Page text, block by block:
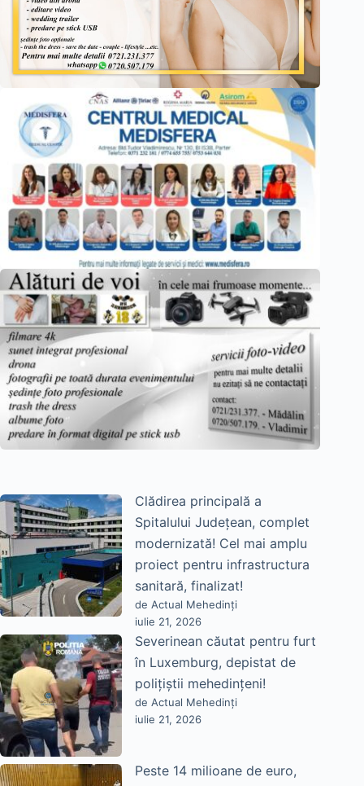
Clădirea principală a
Spitalului Județean, complet
modernizată! Cel mai amplu
proiect pentru infrastructura
sanitară, finalizat!
de Actual Mehedinți
iulie 21, 2026
Severinean căutat pentru furt
în Luxemburg, depistat de
polițiștii mehedințeni!
de Actual Mehedinți
iulie 21, 2026
Peste 14 milioane de euro,